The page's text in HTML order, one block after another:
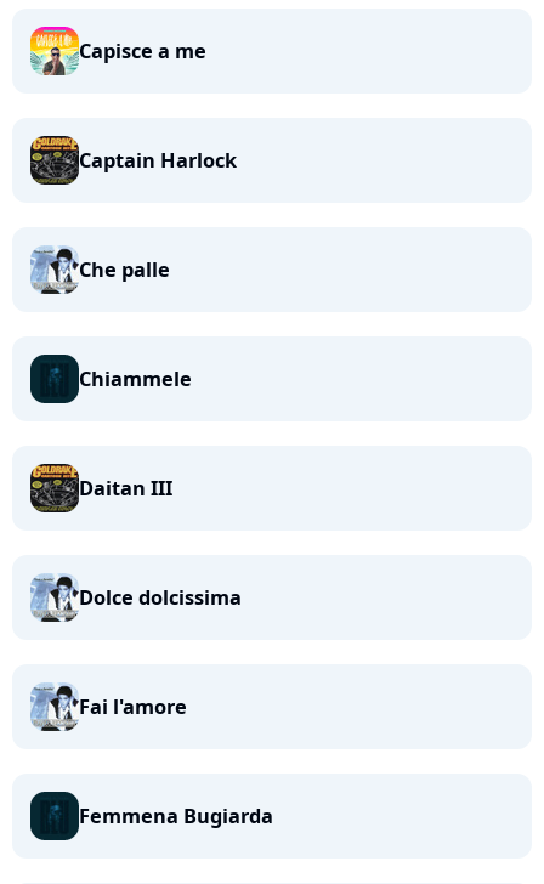
Capisce a me
Captain Harlock
Che palle
Chiammele
Daitan III
Dolce dolcissima
Fai l'amore
Femmena Bugiarda